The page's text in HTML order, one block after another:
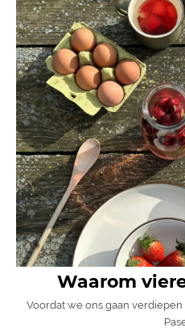
Waarom
Voordat we ons gaan